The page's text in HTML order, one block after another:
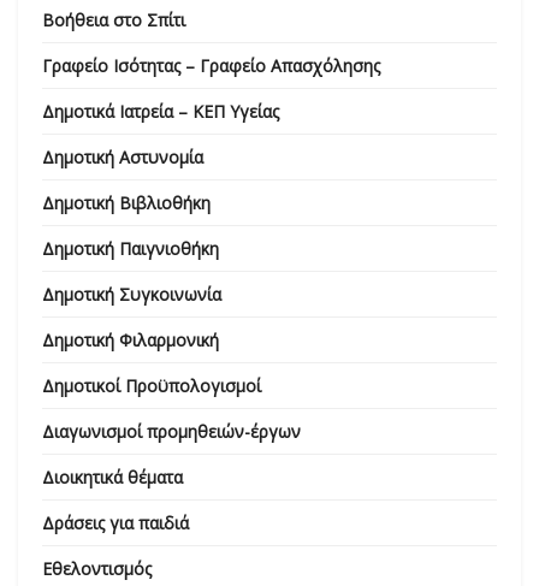
Βοήθεια στο Σπίτι
Γραφείο Ισότητας – Γραφείο Απασχόλησης
Δημοτικά Ιατρεία – ΚΕΠ Υγείας
Δημοτική Αστυνομία
Δημοτική Βιβλιοθήκη
Δημοτική Παιγνιοθήκη
Δημοτική Συγκοινωνία
Δημοτική Φιλαρμονική
Δημοτικοί Προϋπολογισμοί
Διαγωνισμοί προμηθειών-έργων
Διοικητικά θέματα
Δράσεις για παιδιά
Εθελοντισμός